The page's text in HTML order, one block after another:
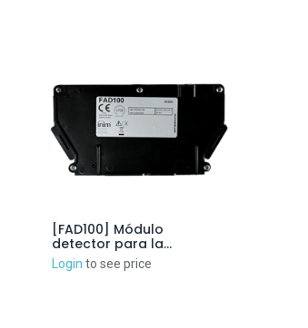
[FAD100] Módulo
detector para la
ampliación a 2 canales
del sistema FA100
Login to see price